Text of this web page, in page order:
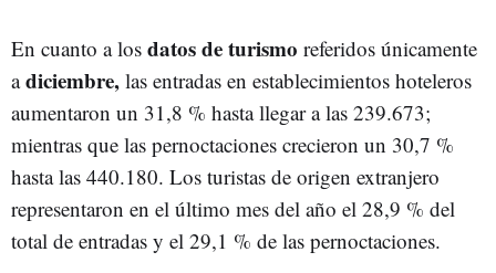
En cuanto a los datos de turismo referidos únicamente
adiciembre, las entradas en establecimientos hoteleros
aumentaron un 31,8 % hasta llegar a las 239.673;
mientras que las pernoctaciones crecieron un 30,7 %
hasta las 440.180. Los turistas de origen extranjero
representaron en el último mes del año el 28,9 % del
total de entradas y el 29,1 % de las pernoctaciones.